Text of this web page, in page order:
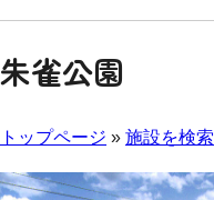
朱雀公園
トップページ » 施設を検索